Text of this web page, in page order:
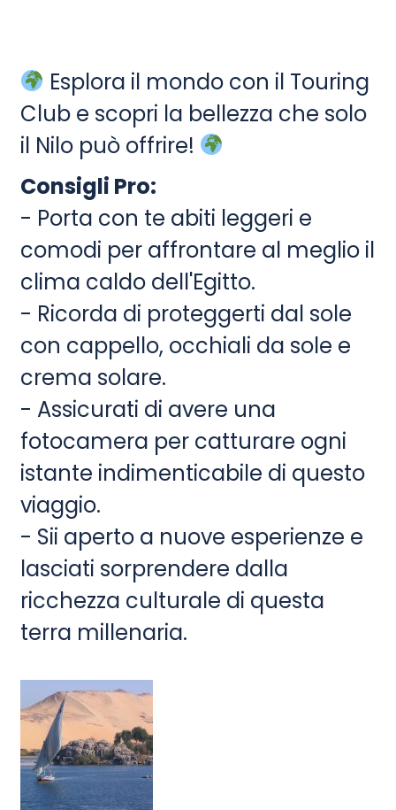
Esplora il mondo con il Touring
Club e scopri la bellezza che solo
il Nilo può offrire!
Consigli Pro:
- Porta con te abiti leggeri e
comodi per affrontare al meglio il
clima caldo dell'Egitto.
- Ricorda di proteggerti dal sole
con cappello, occhiali da sole e
crema solare.
- Assicurati di avere una
fotocamera per catturare ogni
istante indimenticabile di questo
viaggio.
- Sii aperto a nuove esperienze e
lasciati sorprendere dalla
ricchezza culturale di questa
terra millenaria.